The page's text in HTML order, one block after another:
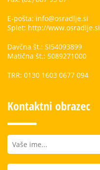
E-pošta: info@osradlje.si
Splet: http://www.osradlje.si
Davčna št.: SI54093899
Matična št.: 5089271000
TRR: 0130 1603 0677 094
Kontaktni obrazec